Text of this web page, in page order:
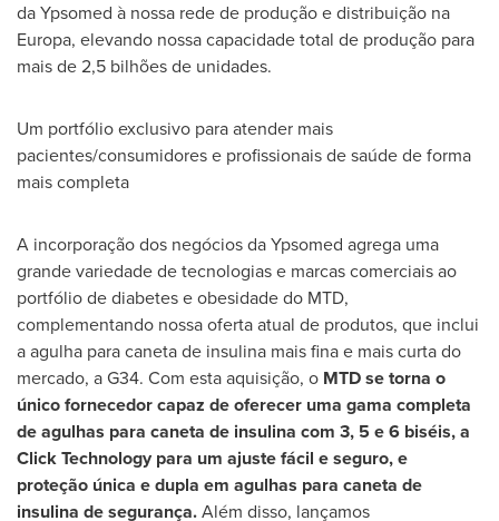
da Ypsomed à nossa rede de produção e distribuição na
Europa, elevando nossa capacidade total de produção para
mais de 2,5 bilhões de unidades.
Um portfólio exclusivo para atender mais
pacientes/consumidores e profissionais de saúde de forma
mais completa
A incorporação dos negócios da Ypsomed agrega uma
grande variedade de tecnologias e marcas comerciais ao
portfólio de diabetes e obesidade do MTD,
complementando nossa oferta atual de produtos, que inclui
a agulha para caneta de insulina mais fina e mais curta do
mercado, a G34. Com esta aquisição, o MTD se torna o
único fornecedor capaz de oferecer uma gama completa
de agulhas para caneta de insulina com 3, 5 e 6 biséis, a
Click Technology para um ajuste fácil e seguro, e
proteção única e dupla em agulhas para caneta de
insulina de segurança.Além disso, lançamos